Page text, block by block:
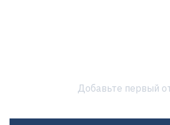
Добавьте первый